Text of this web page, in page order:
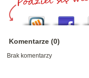
Komentarze (0)
Brak komentarzy